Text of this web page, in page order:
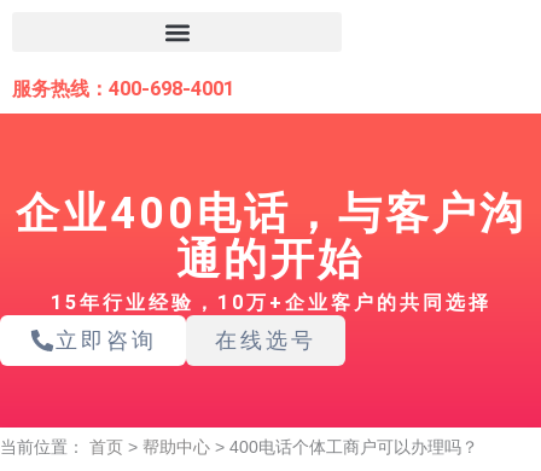
内
容
服务热线：400-698-4001
企业400电话，与客户沟
通的开始
15年行业经验，10万+企业客户的共同选择
立即咨询 在线选号
当前位置： 首页 > 帮助中心 > 400电话个体工商户可以办理吗？